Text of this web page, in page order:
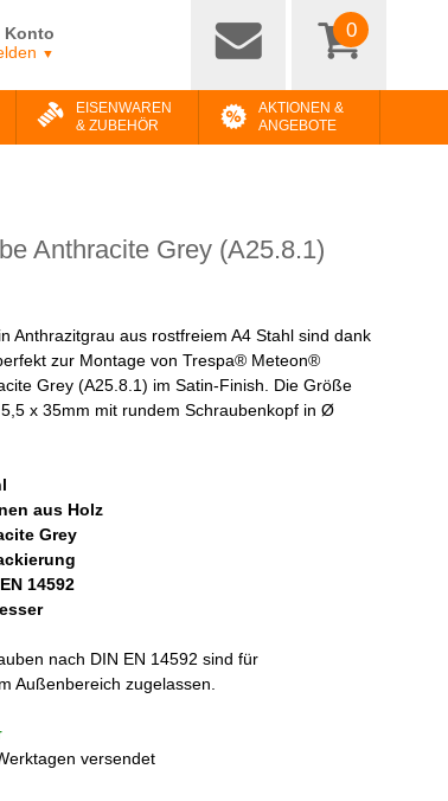
Konto
▼
0
EISENWAREN
& ZUBEHÖR
AKTIONEN &
ANGEBOTE
Anthracite Grey (A25.8.1)
Anthrazitgrau aus rostfreiem A4 Stahl sind dank
zur Montage von Trespa® Meteon®
Grey (A25.8.1) im Satin-Finish. Die Größe
x 35mm mit rundem Schraubenkopf in Ø
aus Holz
Grey
14592
nach DIN EN 14592 sind für
Außenbereich zugelassen.
versendet